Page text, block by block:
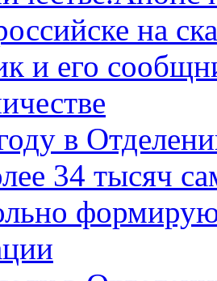
на
и его
в
34 тысяч